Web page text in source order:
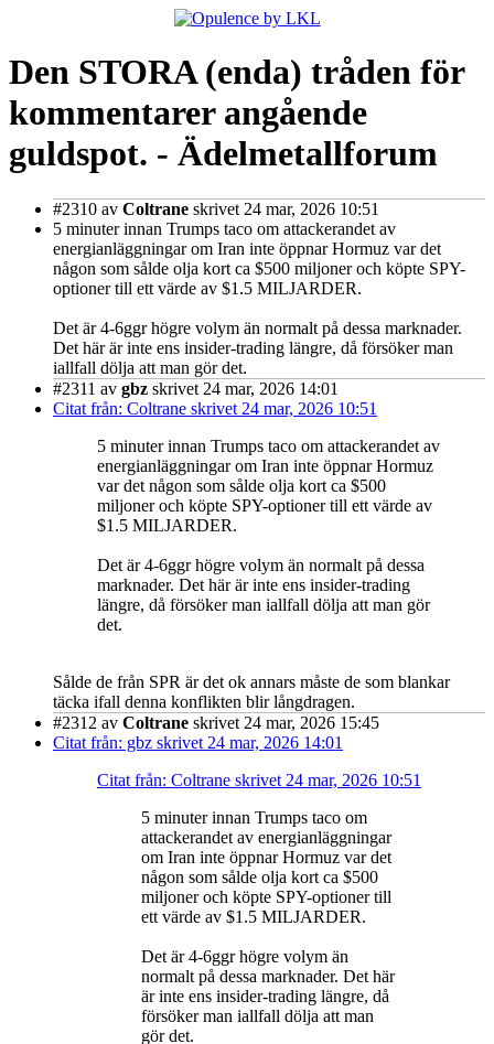
Den STORA (enda) tråden för
kommentarer angående
guldspot. - Ädelmetallforum
#2310 av Coltrane skrivet 24 mar, 2026 10:51
5 minuter innan Trumps taco om attackerandet av
energianläggningar om Iran inte öppnar Hormuz var det
någon som sålde olja kort ca $500 miljoner och köpte SPY-
optioner till ett värde av $1.5 MILJARDER.
Det är 4-6ggr högre volym än normalt på dessa marknader.
Det här är inte ens insider-trading längre, då försöker man
iallfall dölja att man gör det.
#2311 av gbz skrivet 24 mar, 2026 14:01
Citat från: Coltrane skrivet 24 mar, 2026 10:51
5 minuter innan Trumps taco om attackerandet av
energianläggningar om Iran inte öppnar Hormuz
var det någon som sålde olja kort ca $500
miljoner och köpte SPY-optioner till ett värde av
$1.5 MILJARDER.
Det är 4-6ggr högre volym än normalt på dessa
marknader. Det här är inte ens insider-trading
längre, då försöker man iallfall dölja att man gör
det.
Sålde de från SPR är det ok annars måste de som blankar
täcka ifall denna konflikten blir långdragen.
#2312 av Coltrane skrivet 24 mar, 2026 15:45
Citat från: gbz skrivet 24 mar, 2026 14:01
Citat från: Coltrane skrivet 24 mar, 2026 10:51
5 minuter innan Trumps taco om
attackerandet av energianläggningar
om Iran inte öppnar Hormuz var det
någon som sålde olja kort ca $500
miljoner och köpte SPY-optioner till
ett värde av $1.5 MILJARDER.
Det är 4-6ggr högre volym än
normalt på dessa marknader. Det här
är inte ens insider-trading längre, då
försöker man iallfall dölja att man
gör det.